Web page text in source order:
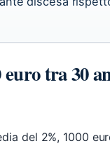
tra 30
del 2%, 1000